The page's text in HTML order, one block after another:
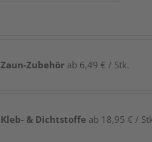
Zaun-Zubehör ab 6,49 € / Stk.
Kleb- & Dichtstoffe ab 18,95 € /